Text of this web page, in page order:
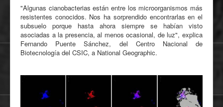
"Algunas cianobacterias están entre los microorganismos más
resistentes conocidos. Nos ha sorprendido encontrarlas en el
subsuelo porque hasta ahora siempre se habían visto
asociadas a la presencia, al menos ocasional, de luz", explica
Fernando Puente Sánchez, del Centro Nacional de
Biotecnología del CSIC, a National Geographic.